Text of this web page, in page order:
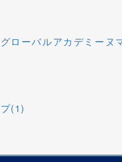
ローバルアカデミーヌ
(1)